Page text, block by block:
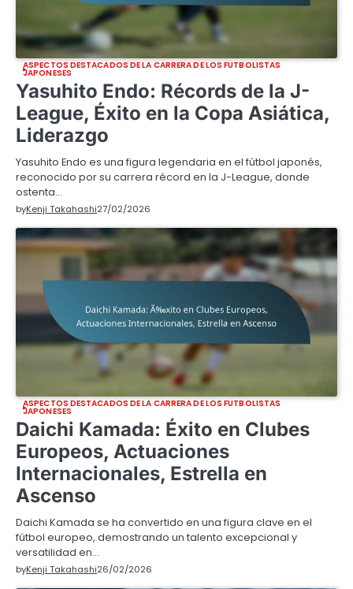
ASPECTOS DESTACADOS DE LA CARRERA DE LOS FUTBOLISTAS
JAPONESES
Yasuhito Endo: Récords de la J-
League, Éxito en la Copa Asiática,
Liderazgo
Yasuhito Endo es una figura legendaria en el fútbol japonés,
reconocido por su carrera récord en la J-League, donde
ostenta…
byKenji Takahashi27/02/2026
ASPECTOS DESTACADOS DE LA CARRERA DE LOS FUTBOLISTAS
JAPONESES
Daichi Kamada: Éxito en Clubes
Europeos, Actuaciones
Internacionales, Estrella en
Ascenso
Daichi Kamada se ha convertido en una figura clave en el
fútbol europeo, demostrando un talento excepcional y
versatilidad en…
byKenji Takahashi26/02/2026